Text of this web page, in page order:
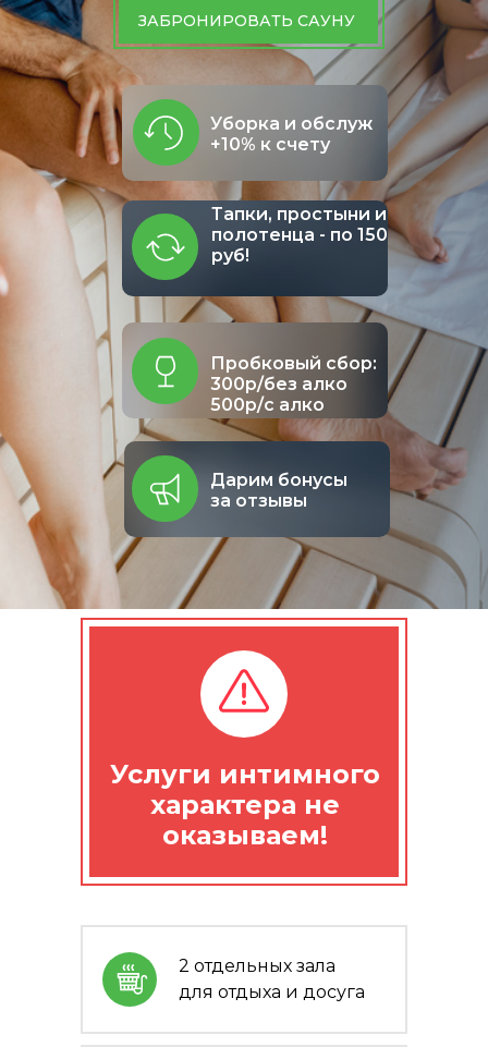
Тапки, простыни и
полотенца - по 150
руб!
Уборка и обслуж
+10% к счету
Дарим бонусы
за отзывы
Пробковый сбор:
300р/без алко
500р/с алко
ЗАБРОНИРОВАТЬ САУНУ
Услуги интимного
характера не
оказываем!
2 отдельных зала
для отдыха и досуга